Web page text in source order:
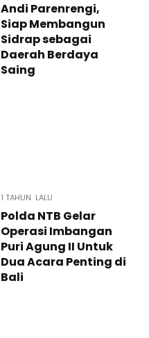
Andi Parenrengi,
Siap Membangun
Sidrap sebagai
Daerah Berdaya
Saing
1 TAHUN LALU
Polda NTB Gelar
Operasi Imbangan
Puri Agung II Untuk
Dua Acara Penting di
Bali